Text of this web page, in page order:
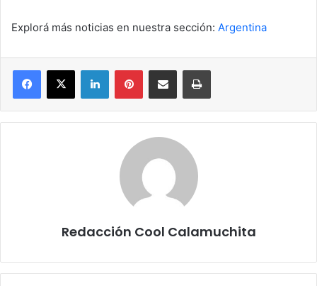
Explorá más noticias en nuestra sección: Argentina
Facebook
X LinkedInPinterestCompartir por correo electrónicoImprimir
Redacción Cool Calamuchita